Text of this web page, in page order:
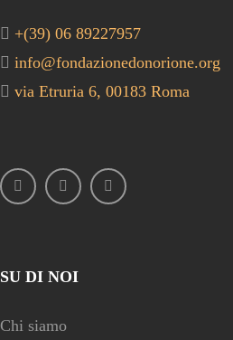
+(39) 06 89227957
info@fondazionedonorione.org
via Etruria 6, 00183 Roma
SU DI NOI
Chi siamo